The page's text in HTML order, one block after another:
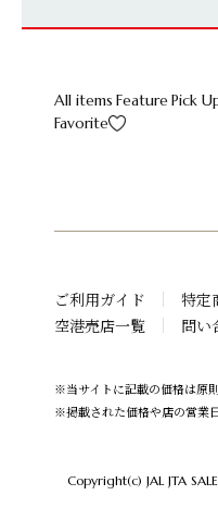
All items FeaturePick
Favorite
ご利用ガイド 特定
空港売店一覧
問い
※当サイトに記載の価格は原
※掲載された価格や店の営業
Copyright(c) JAL JTA